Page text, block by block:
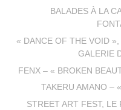
BALADES À LA
« DANCE OF THE VOID
GALERIE
FENX – « BROKEN
TAKERU AMANO –
STREET ART FEST, LE